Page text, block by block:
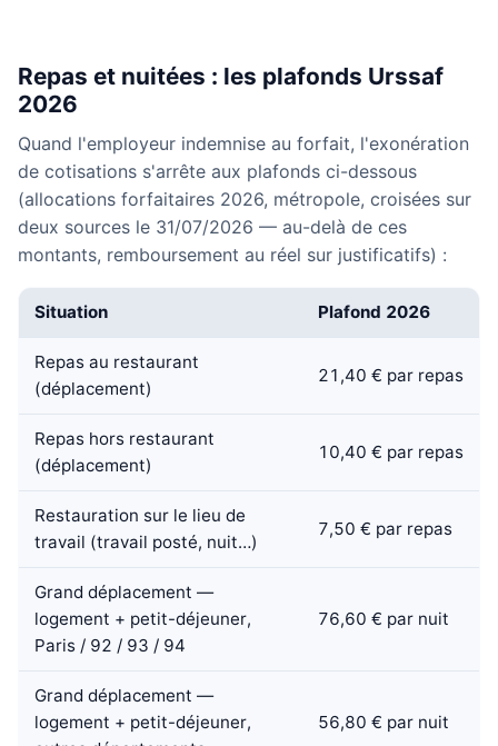
Repas et nuitées : les plafonds Urssaf
2026
Quand l'employeur indemnise au forfait, l'exonération
de cotisations s'arrête aux plafonds ci-dessous
(allocations forfaitaires 2026, métropole, croisées sur
deux sources le 31/07/2026 — au-delà de ces
montants, remboursement au réel sur justificatifs) :
Situation Plafond 2026
Repas au restaurant
(déplacement)
21,40 € par repas
Repas hors restaurant
(déplacement)
10,40 € par repas
Restauration sur le lieu de
travail (travail posté, nuit…)
7,50 € par repas
Grand déplacement —
logement + petit-déjeuner,
Paris / 92 / 93 / 94
76,60 € par nuit
Grand déplacement —
logement + petit-déjeuner,
56,80 € par nuit